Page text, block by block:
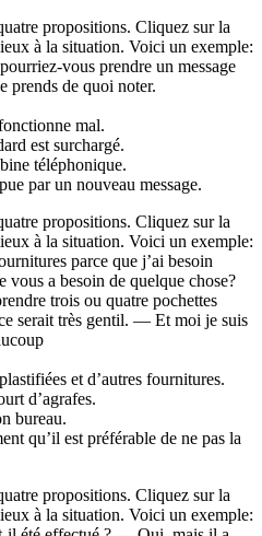
propositions. Cliquez sur la
à la situation. Voici un exemple:
vous prendre un message
de quoi noter.
mal.
est surchargé.
téléphonique.
par un nouveau message.
propositions. Cliquez sur la
à la situation. Voici un exemple:
parce que j’ai besoin
vous a besoin de quelque chose?
trois ou quatre pochettes
serait très gentil. — Et moi je suis
et d’autres fournitures.
d’agrafes.
bureau.
qu’il est préférable de ne pas la
propositions. Cliquez sur la
à la situation. Voici un exemple: